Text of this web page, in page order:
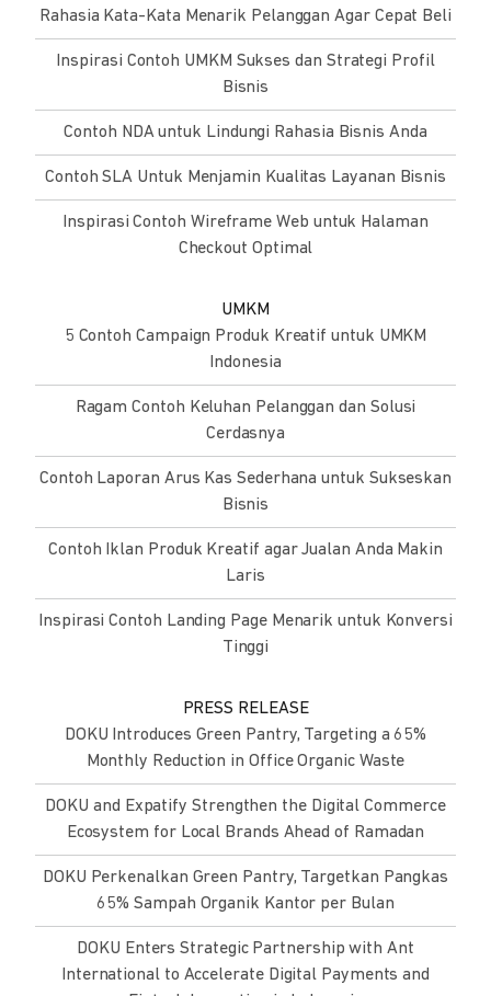
Rahasia Kata-Kata Menarik Pelanggan Agar Cepat Beli
Inspirasi Contoh UMKM Sukses dan Strategi Profil
Bisnis
Contoh NDA untuk Lindungi Rahasia Bisnis Anda
Contoh SLA Untuk Menjamin Kualitas Layanan Bisnis
Inspirasi Contoh Wireframe Web untuk Halaman
Checkout Optimal
UMKM
5 Contoh Campaign Produk Kreatif untuk UMKM
Indonesia
Ragam Contoh Keluhan Pelanggan dan Solusi
Cerdasnya
Contoh Laporan Arus Kas Sederhana untuk Sukseskan
Bisnis
Contoh Iklan Produk Kreatif agar Jualan Anda Makin
Laris
Inspirasi Contoh Landing Page Menarik untuk Konversi
Tinggi
PRESS RELEASE
DOKU Introduces Green Pantry, Targeting a 65%
Monthly Reduction in Office Organic Waste
DOKU and Expatify Strengthen the Digital Commerce
Ecosystem for Local Brands Ahead of Ramadan
DOKU Perkenalkan Green Pantry, Targetkan Pangkas
65% Sampah Organik Kantor per Bulan
DOKU Enters Strategic Partnership with Ant
International to Accelerate Digital Payments and